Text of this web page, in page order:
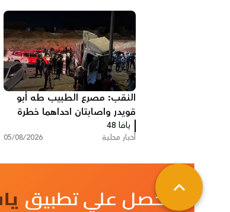
النقب: مصرع الطبيب طه أبو
قويدر واصابتان احداهما خطرة
بحادث طرق
يافا 48
أخبار محلية 05/08/2026